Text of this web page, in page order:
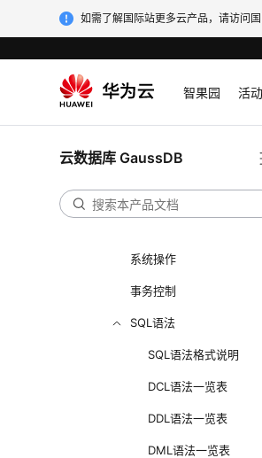
如需了解国际站更多云产品，请访问国
智果园 活动
云数据库 GaussDB
数据类型
常量与宏
表达式
伪列
系统操作
事务控制
SQL语法
SQL语法格式说明
DCL语法一览表
DDL语法一览表
DML语法一览表